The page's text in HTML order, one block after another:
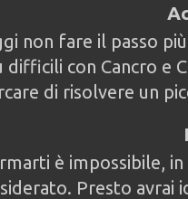
non fare il passo
difficili con Cancro e
di risolvere un
è impossibile,
Presto avrai